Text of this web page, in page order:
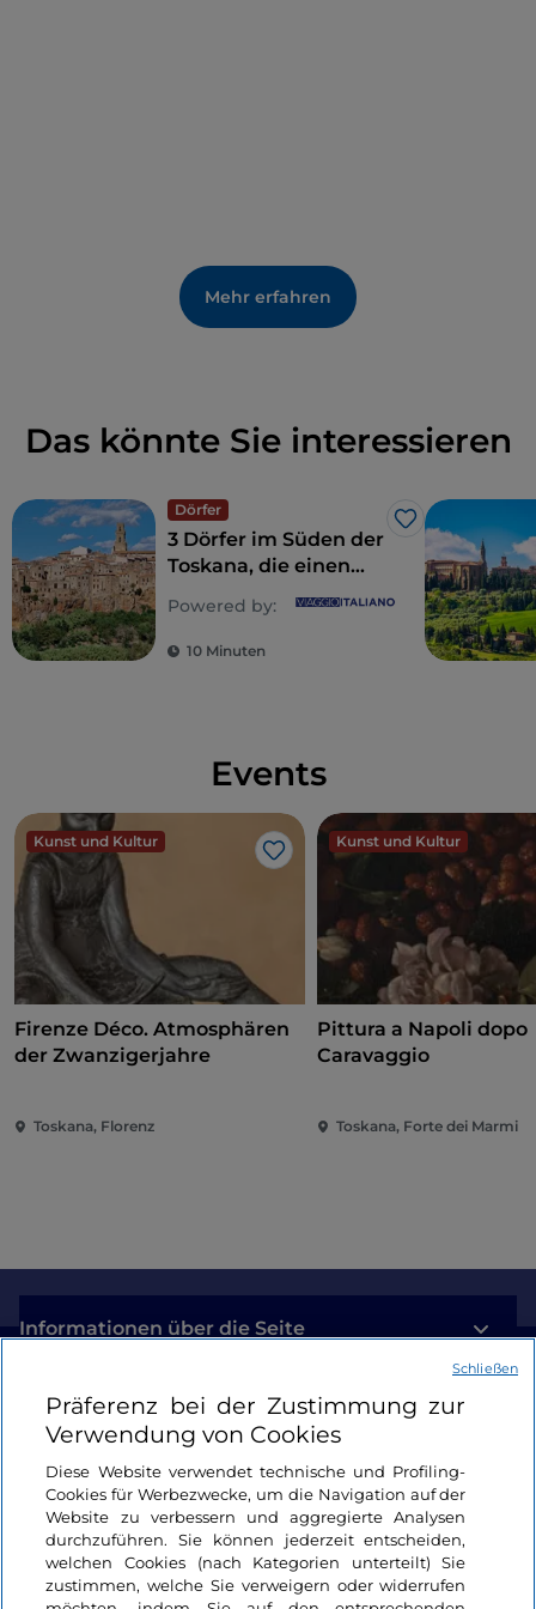
Mehr erfahren
Das könnte Sie interessieren
Dörfer
Like
3 Dörfer im Süden der
Toskana, die einen
Besuch wert sind
Powered by:
10 Minuten
Events
Kunst und Kultur
Like
Firenze Déco. Atmosphären
der Zwanzigerjahre
Toskana, Florenz
Kunst und Kultur
Pittura a Napoli dopo
Caravaggio
Toskana, Forte dei Marmi
Informationen über die Seite
Nützliche Links
Login
Bleiben wir in Kontakt
Präferenz bei der Zustimmung zur
Verwendung von Cookies
Diese Website verwendet technische und Profiling-
Cookies für Werbezwecke, um die Navigation auf der
Website zu verbessern und aggregierte Analysen
durchzuführen. Sie können jederzeit entscheiden,
welchen Cookies (nach Kategorien unterteilt) Sie
zustimmen, welche Sie verweigern oder widerrufen
Schließen